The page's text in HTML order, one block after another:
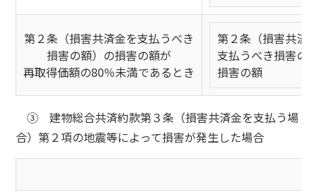
第２条（損害共済金を支払うべき
損害の額）の損害の額が
再取得価額の80％未満であるとき
第２条（損害共済
支払うべき損害の
損害の額
③ 建物総合共済約款第３条（損害共済金を支払う場
合）第２項の地震等によって損害が発生した場合